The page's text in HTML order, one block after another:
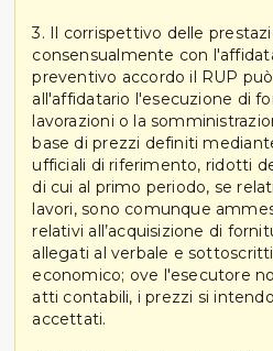
3. Il corrispettivo delle
consensualmente con
preventivo accordo il RUP
all'affidatario l'esecuzione di
lavorazioni o la
base di prezzi definiti
ufficiali di riferimento, ridotti
di cui al primo periodo, se
lavori, sono comunque
relativi all’acquisizione di
allegati al verbale e
economico; ove l'esecutore
atti contabili, i prezzi si
accettati.